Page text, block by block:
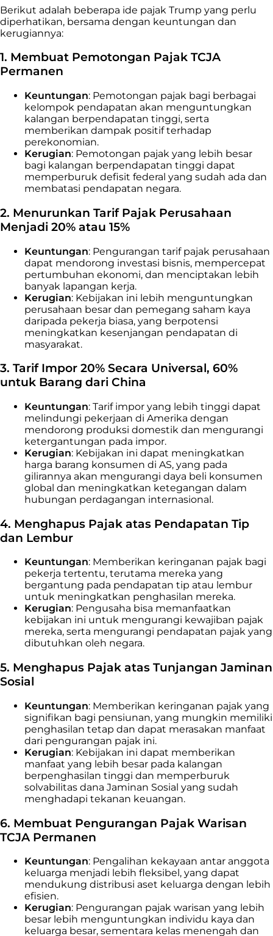
Berikut adalah beberapa ide pajak Trump yang perlu
diperhatikan, bersama dengan keuntungan dan
kerugiannya:
1. Membuat Pemotongan Pajak TCJA
Permanen
Keuntungan: Pemotongan pajak bagi berbagai
kelompok pendapatan akan menguntungkan
kalangan berpendapatan tinggi, serta
memberikan dampak positif terhadap
perekonomian.
Kerugian: Pemotongan pajak yang lebih besar
bagi kalangan berpendapatan tinggi dapat
memperburuk defisit federal yang sudah ada dan
membatasi pendapatan negara.
2. Menurunkan Tarif Pajak Perusahaan
Menjadi 20% atau 15%
Keuntungan: Pengurangan tarif pajak perusahaan
dapat mendorong investasi bisnis, mempercepat
pertumbuhan ekonomi, dan menciptakan lebih
banyak lapangan kerja.
Kerugian: Kebijakan ini lebih menguntungkan
perusahaan besar dan pemegang saham kaya
daripada pekerja biasa, yang berpotensi
meningkatkan kesenjangan pendapatan di
masyarakat.
3. Tarif Impor 20% Secara Universal, 60%
untuk Barang dari China
Keuntungan: Tarif impor yang lebih tinggi dapat
melindungi pekerjaan di Amerika dengan
mendorong produksi domestik dan mengurangi
ketergantungan pada impor.
Kerugian: Kebijakan ini dapat meningkatkan
harga barang konsumen di AS, yang pada
gilirannya akan mengurangi daya beli konsumen
global dan meningkatkan ketegangan dalam
hubungan perdagangan internasional.
4. Menghapus Pajak atas Pendapatan Tip
dan Lembur
Keuntungan: Memberikan keringanan pajak bagi
pekerja tertentu, terutama mereka yang
bergantung pada pendapatan tip atau lembur
untuk meningkatkan penghasilan mereka.
Kerugian: Pengusaha bisa memanfaatkan
kebijakan ini untuk mengurangi kewajiban pajak
mereka, serta mengurangi pendapatan pajak yang
dibutuhkan oleh negara.
5. Menghapus Pajak atas Tunjangan Jaminan
Sosial
Keuntungan: Memberikan keringanan pajak yang
signifikan bagi pensiunan, yang mungkin memiliki
penghasilan tetap dan dapat merasakan manfaat
dari pengurangan pajak ini.
Kerugian: Kebijakan ini dapat memberikan
manfaat yang lebih besar pada kalangan
berpenghasilan tinggi dan memperburuk
solvabilitas dana Jaminan Sosial yang sudah
menghadapi tekanan keuangan.
6. Membuat Pengurangan Pajak Warisan
TCJA Permanen
Keuntungan: Pengalihan kekayaan antar anggota
keluarga menjadi lebih fleksibel, yang dapat
mendukung distribusi aset keluarga dengan lebih
efisien.
Kerugian: Pengurangan pajak warisan yang lebih
besar lebih menguntungkan individu kaya dan
keluarga besar, sementara kelas menengah dan